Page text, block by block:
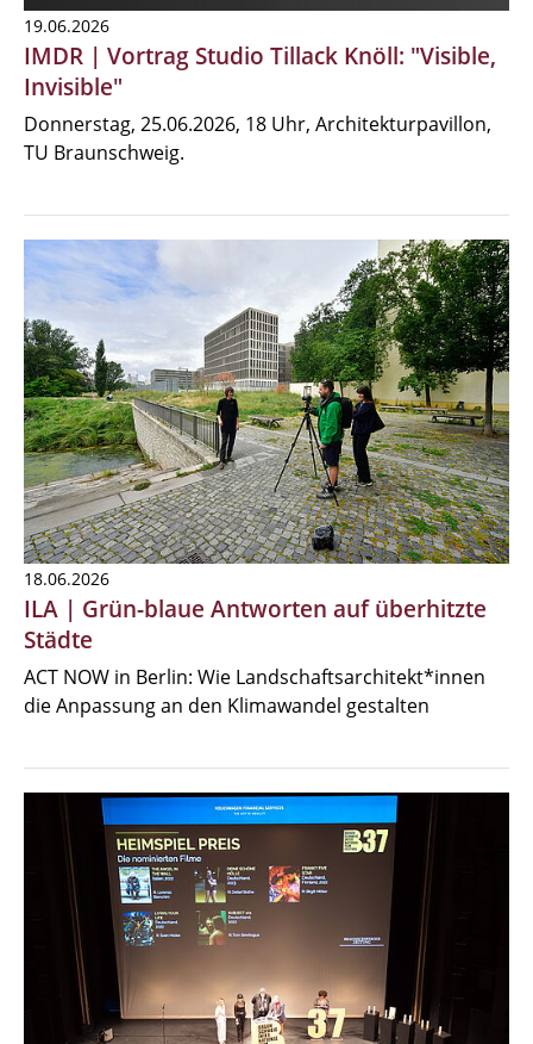
19.06.2026
IMDR | Vortrag Studio Tillack Knöll: "Visible,
Invisible"
Donnerstag, 25.06.2026, 18 Uhr, Architekturpavillon,
TU Braunschweig.
18.06.2026
ILA | Grün-blaue Antworten auf überhitzte
Städte
ACT NOW in Berlin: Wie Landschaftsarchitekt*innen
die Anpassung an den Klimawandel gestalten